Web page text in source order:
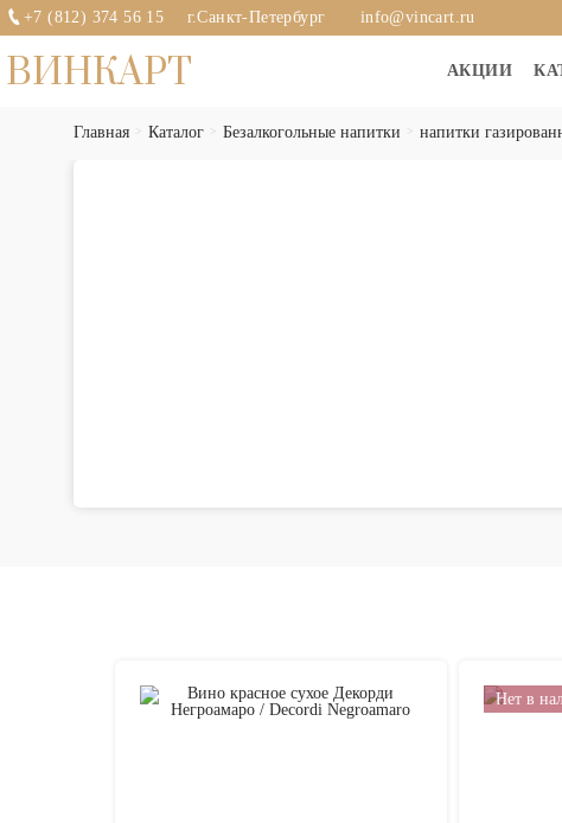
+7 (812) 374 56 15 г.Санкт-Петербург info@vincart.ru
ВИНКАРТ АКЦИИ
Главная Каталог Безалкогольные напитки напитки
Нет в